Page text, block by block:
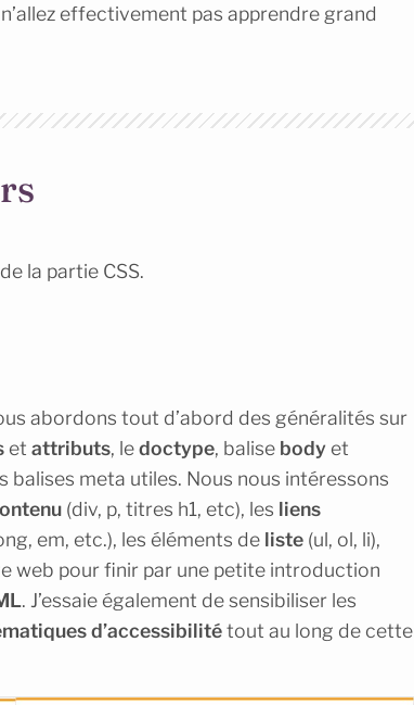
effectivement pas apprendre grand
la partie CSS.
abordons tout d’abord des généralités sur
et attributs, ledoctype, balise body et
balises meta utiles. Nous nous intéressons
(div, p, titres h1, etc), les liens
em, etc.), les éléments de liste (ul, ol, li),
web pour finir par une petite introduction
. J’essaie également de sensibiliser les
d’accessibilitétout au long de cette